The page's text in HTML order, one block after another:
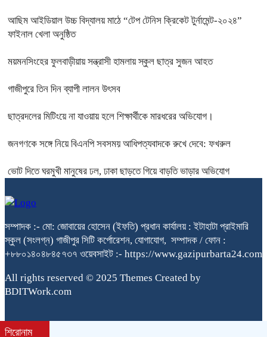
আছিম আইডিয়াল উচ্চ বিদ্যালয় মাঠে “টেপ টেনিস ক্রিকেট টুর্নামেন্ট-২০২৪”
ফাইনাল খেলা অনুষ্ঠিত
ময়মনসিংহের ফুলবাড়ীয়ায় সন্ত্রাসী হামলায় স্কুল ছাত্র সুজন আহত
গাজীপুরে তিন দিন ব্যাপী লালন উৎসব
ছাত্রদলের মিটিংয়ে না যাওয়ায় হলে শিক্ষার্থীকে মারধরের অভিযোগ।
জনগণকে সঙ্গে নিয়ে বিএনপি সবসময় আধিপত্যবাদকে রুখে দেবে: ফখরুল
ভোট দিতে ঘরমুখী মানুষের ঢল, ঢাকা ছাড়তে গিয়ে বাড়তি ভাড়ার অভিযোগ
সম্পাদক :- মো: জোবায়ের হোসেন (ইফতি) প্রধান কার্যালয় : ইটাহাটা প্রাইমারি
স্কুল (সংলগ্ন) গাজীপুর সিটি কর্পোরেশন, যোগাযোগ, সম্পাদক / ফোন :
+৮৮০১৪০৪৮৪৫৭৩৭ ওয়েবসাইট :- https://www.gazipurbarta24.com
All rights reserved © 2025 Themes Created by
BDITWork.com
শিরোনাম
bdit.com.bd